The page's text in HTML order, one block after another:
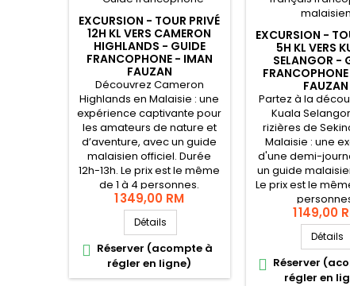
EXCURSION - TOUR PRIVÉ
12H KL VERS CAMERON
HIGHLANDS - GUIDE
FRANCOPHONE - IMAN
FAUZAN
Découvrez Cameron
Highlands en Malaisie : une
expérience captivante pour
les amateurs de nature et
d’aventure, avec un guide
malaisien officiel. Durée
12h-13h. Le prix est le même
de 1 à 4 personnes.
1 349,00 RM
Détails
 Réserver (acompte à
régler en ligne)
EXCURSION -
5H KL VERS
SELANGOR -
FAUZAN
Partez à la
Kuala
rizières de
Malaisie : une
d'une demi-
un guide
Le prix est le
1 149,00
Détails
 Réserver
régler en